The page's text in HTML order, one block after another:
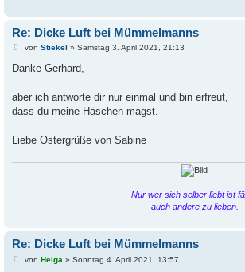
Re: Dicke Luft bei Mümmelmanns
B
i
a
von Stiekel » Samstag 3. April 2021, 21:13
Danke Gerhard,
aber ich antworte dir nur einmal und bin erfreut,
dass du meine Häschen magst.
Liebe Ostergrüße von Sabine
Nur wer sich selber liebt ist
auch andere zu lieben.
Re: Dicke Luft bei Mümmelmanns
Bvon Helga » Sonntag 4. April 2021, 13:57